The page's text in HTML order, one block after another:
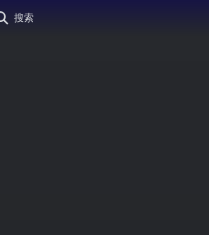
搜索